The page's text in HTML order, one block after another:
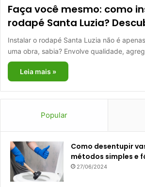
Faça você mesmo: como
rodapé Santa Luzia?
Instalar o rodapé Santa Luzia não é
uma obra, sabia? Envolve qualidade,
Leia mais »
Popular
Como desentupir
métodos simples e
27/06/2024